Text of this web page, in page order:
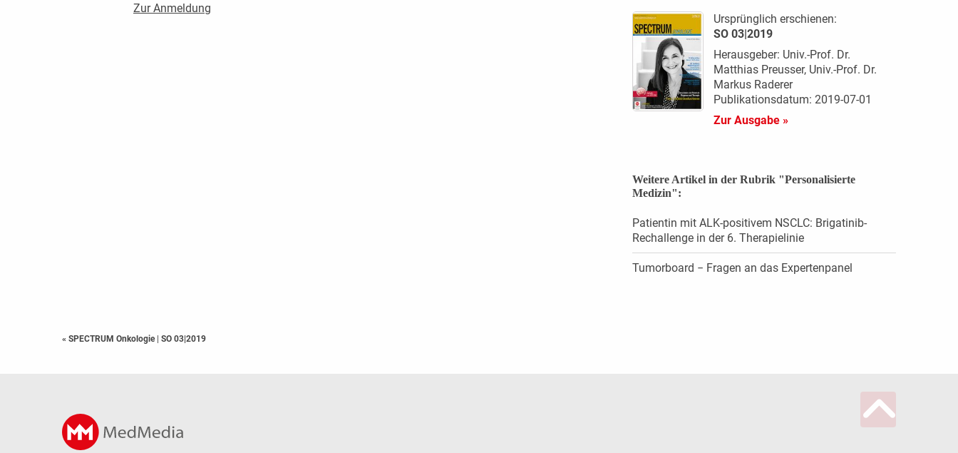
Zur Anmeldung
Ursprünglich erschienen:
SO 03|2019
Herausgeber: Univ.-Prof. Dr.
Matthias Preusser, Univ.-Prof. Dr.
Markus Raderer
Publikationsdatum: 2019-07-01
Zur Ausgabe »
Weitere Artikel in der Rubrik "Personalisierte
Medizin":
Patientin mit ALK-positivem NSCLC: Brigatinib-
Rechallenge in der 6. Therapielinie
Tumorboard − Fragen an das Expertenpanel
« SPECTRUM Onkologie | SO 03|2019